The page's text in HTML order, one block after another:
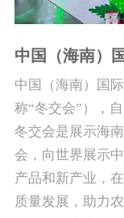
中国（海南）
中国（海南）国
称“冬交会”），
冬交会是展示海
会，向世界展示
产品和新产业，
质量发展，助力